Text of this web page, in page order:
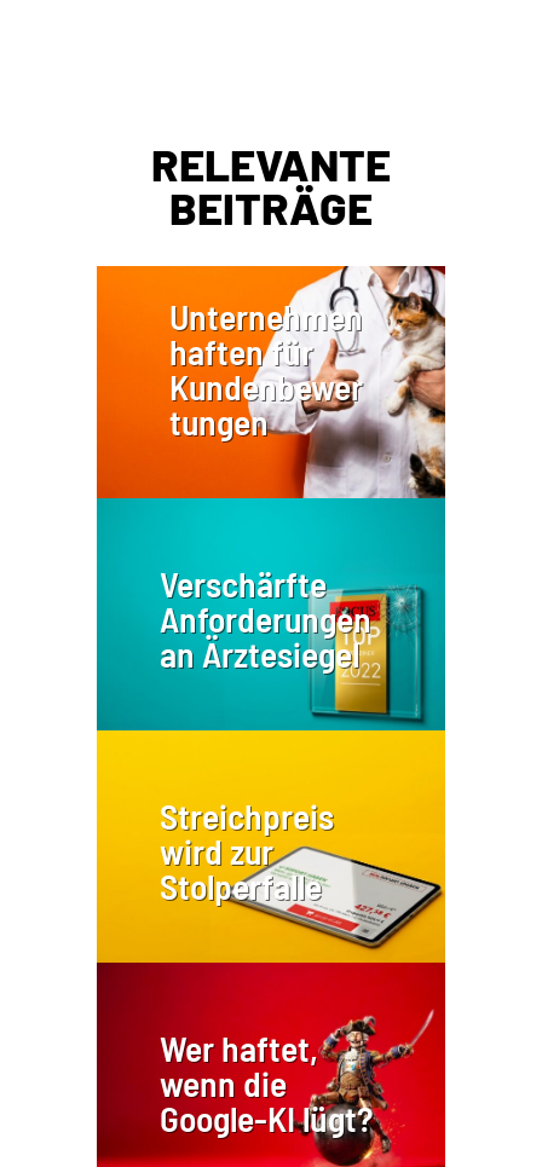
RELEVANTE
BEITRÄGE
Unternehmen
haften für
Kundenbewer
tungen
Verschärfte
Anforderungen
an Ärztesiegel
Streichpreis
wird zur
Stolperfalle
Wer haftet,
wenn die
Google-KI lügt?